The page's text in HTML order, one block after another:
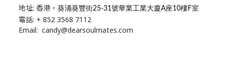
地址: 香港， 葵涌葵豐街25-31號華業工業大廈A座10樓F室
電話: + 852 3568 7112
Email: candy@dearsoulmates.com